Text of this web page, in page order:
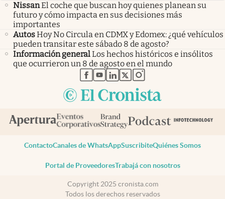
NissanEl coche que buscan hoy quienes planean su
futuro y cómo impacta en sus decisiones más
importantes
AutosHoy No Circula en CDMX y Edomex: ¿qué vehículos
pueden transitar este sábado 8 de agosto?
Información generalLos hechos históricos e insólitos
que ocurrieron un 8 de agosto en el mundo
abre en nueva pestaña
abre en nueva pestaña
abre en nueva pestaña
abre en nueva pestaña
abre en nueva pestaña
ContactoCanales de WhatsAppSuscribiteQuiénes Somos
Portal de ProveedoresTrabajá con nosotros
Copyright 2025 cronista.com
Todos los derechos reservados